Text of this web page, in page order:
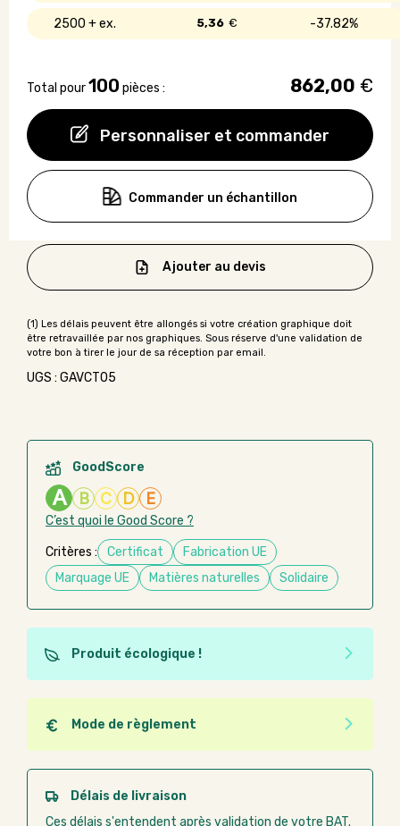
Personnaliser et commander
2500 + 37.82%
5,36 €
Total pour100 pièces : 862,00 €
Commander un échantillon
Ajouter au devis
UGS : GAVCT05
GoodScore
A B C D E
C’est quoi le Good Score ?
Critères : Certificat
Fabrication UE
Marquage UE
Matières naturelles Solidaire
Produit écologique !
Ce produit est éco-conçu, il a été fabriqué à partir de
matériaux recyclés ou recyclables. Ces produits
peuvent plus facilement obtenir une seconde vie
après utilisation. L'origine de fabrication du produit
n'entre pas dans les critères d'éco-conception.
Mode de règlement
Quel que soit le mode de règlement, vous pouvez
passer commande en ligne sur Good Act.
Paiement CB :paiement sécurisé par carte
Délais de livraison
Ces délais s'entendent après validation de votre BAT.